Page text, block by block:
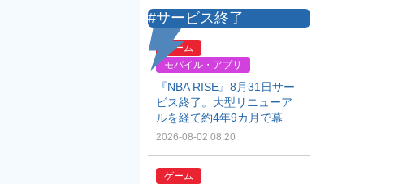
#サービス終了
ゲーム
モバイル・アプリ
『NBA RISE』8月31日サー
ビス終了。大型リニューア
ルを経て約4年9カ月で幕
2026-08-02 08:20
ゲーム